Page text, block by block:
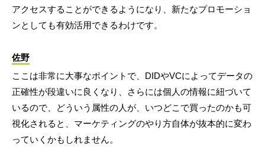
アクセスすることができるようになり、新たなプロモーショ
ンとしても有効活用できるわけです。
佐野
ここは非常に大事なポイントで、DIDやVCによってデータの
正確性が段違いに良くなり、さらには個人の情報に紐づいて
いるので、どういう属性の人が、いつどこで買ったのかも可
視化されると、マーケティングのやり方自体が抜本的に変わ
っていくかもしれません。